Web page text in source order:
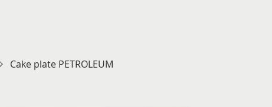
Cake plate PETROLEUM